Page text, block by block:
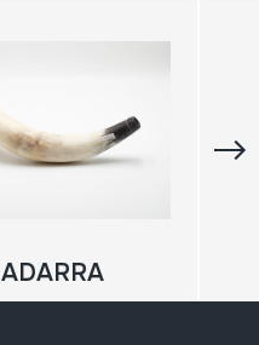
ADARRA